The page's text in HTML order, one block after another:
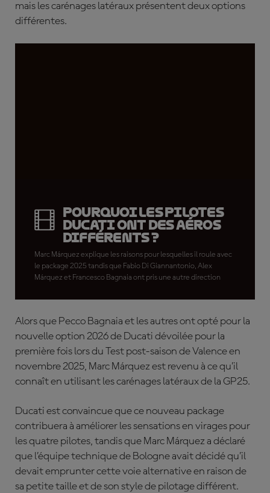
mais les carénages latéraux présentent deux options
différentes.
Pourquoi les pilotes
Ducati ont des aéros
différents ?
Marc Márquez explique les raisons pour lesquelles il roule avec
le package 2025 tandis que Fabio Di Giannantonio, Alex
Márquez et Francesco Bagnaia ont pris une autre direction
Alors que Pecco Bagnaia et les autres ont opté pour la
nouvelle option 2026 de Ducati dévoilée pour la
première fois lors du Test post-saison de Valence en
novembre 2025, Marc Márquez est revenu à ce qu’il
connaît en utilisant les carénages latéraux de la GP25.
Ducati est convaincue que ce nouveau package
contribuera à améliorer les sensations en virages pour
les quatre pilotes, tandis que Marc Márquez a déclaré
que l’équipe technique de Bologne avait décidé qu’il
devait emprunter cette voie alternative en raison de
sa petite taille et de son style de pilotage différent.